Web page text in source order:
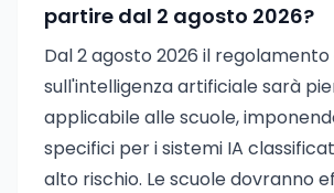
partire dal 2 agosto 2026?
Dal 2 agosto 2026 il
sull'intelligenza artificiale sarà
applicabile alle scuole,
specifici per i sistemi IA
alto rischio. Le scuole dovranno